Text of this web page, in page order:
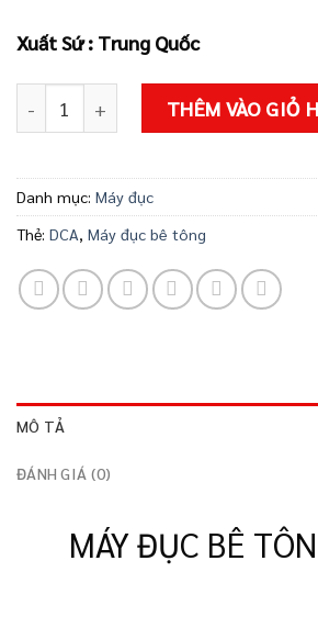
Xuất Sứ : Trung Quốc
Máy đục bê tông AZG6 số lượng
THÊM VÀO GIỎ
Danh mục: Máy đục
Thẻ: DCA, Máy đục bê tông
MÔ TẢ
ĐÁNH GIÁ (0)
MÁY ĐỤC BÊ